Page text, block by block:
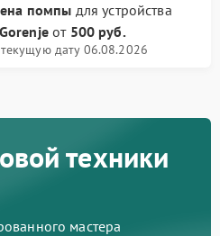
помпы для устройства
от 500 руб.
дату 06.08.2026
техники
мастера